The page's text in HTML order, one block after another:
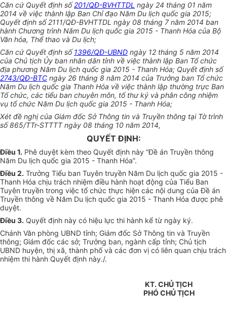
Căn cứ Quyết định số201/QĐ-BVHTTDL ngày 24 tháng 01 năm
2014 về việc thành lập Ban Chỉ đạo Năm Du lịch quốc gia 2015;
Quyết định số 2111/QĐ-BVHTTDL ngày 08 tháng 7 năm 2014 ban
hành Chương trình Năm Du lịch quốc gia 2015 - Thanh Hóa của Bộ
Văn hóa, Thể thao và Du lịch;
Căn cứ Quyết định số1396/QĐ-UBND ngày 12 tháng 5 năm 2014
của Chủ tịch Ủy ban nhân dân tỉnh về việc thành lập Ban Tổ chức
địa phương Năm Du lịch quốc gia 2015 - Thanh Hóa; Quyết định số
2743/QĐ-BTC ngày 26 tháng 8 năm 2014 của Trưởng ban Tổ chức
Năm Du lịch quốc gia Thanh Hóa về việc thành lập thường trực Ban
Tổ chức, các tiểu ban chuyên môn, tổ thư ký và phân công nhiệm
vụ tổ chức Năm Du lịch quốc gia 2015 - Thanh Hóa;
Xét đề nghị của Giám đốc Sở Thông tin và Truyền thông tại Tờ trình
số 865/TTr-STTTT ngày 08 tháng 10 năm 2014,
QUYẾT ĐỊNH:
Điều 1. Phê duyệt kèm theo Quyết định này “Đề án Truyền thông
Năm Du lịch quốc gia 2015 - Thanh Hóa”.
Điều 2. Trưởng Tiểu ban Tuyên truyền Năm Du lịch quốc gia 2015 -
Thanh Hóa chịu trách nhiệm điều hành hoạt động của Tiểu Ban
Tuyên truyền trong việc tổ chức thực hiện các nội dung của Đề án
Truyền thông về Năm Du lịch quốc gia 2015 - Thanh Hóa được phê
duyệt.
Điều 3. Quyết định này có hiệu lực thi hành kể từ ngày ký.
Chánh Văn phòng UBND tỉnh; Giám đốc Sở Thông tin và Truyền
thông; Giám đốc các sở; Trưởng ban, ngành cấp tỉnh; Chủ tịch
UBND huyện, thị xã, thành phố và các đơn vị có liên quan chịu trách
nhiệm thi hành Quyết định này./.
KT. CHỦ TỊCH
PHÓ CHỦ TỊCH